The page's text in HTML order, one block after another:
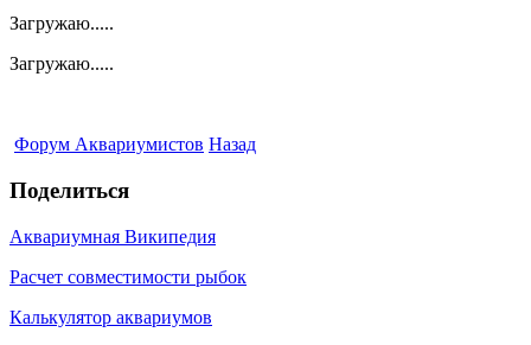
Загружаю.....
Загружаю.....
Форум Аквариумистов Назад
Поделиться
Аквариумная Википедия
Расчет совместимости рыбок
Калькулятор аквариумов